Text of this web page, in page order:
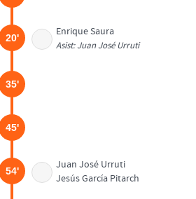
Enrique Saura
Asist: Juan José Urruti
20'
35'
45'
Juan José Urruti
Jesús García Pitarch
54'